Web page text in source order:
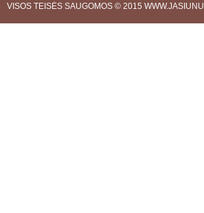
VISOS TEISĖS SAUGOMOS © 2015